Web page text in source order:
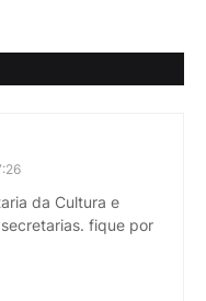
da Cultura e
fique por